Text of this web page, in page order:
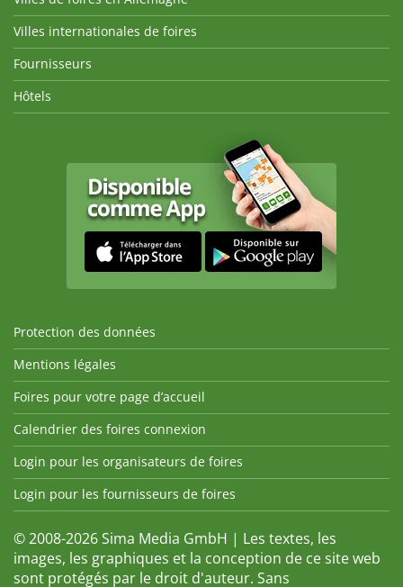
Villes internationales de foires
Fournisseurs
Hôtels
Protection des données
Mentions légales
Foires pour votre page d’accueil
Calendrier des foires connexion
Login pour les organisateurs de foires
Login pour les fournisseurs de foires
© 2008-2026 Sima Media GmbH | Les textes, les
images, les graphiques et la conception de ce site web
sont protégés par le droit d'auteur. Sans